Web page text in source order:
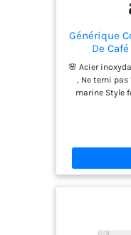
Générique
De
Resistant
🌸 Acier
, Ne terni pas
marine Style
vacances. 🌸
douche, à la
dorée
Parfait pour